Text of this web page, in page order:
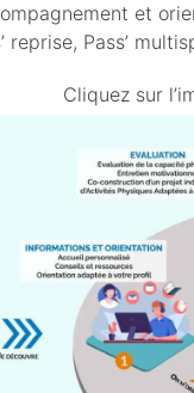
et
reprise, Pass’
Cliquez sur